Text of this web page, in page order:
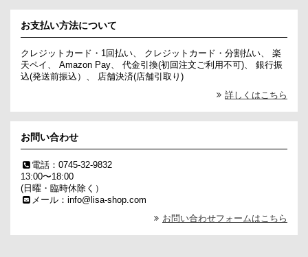
お支払い方法について
クレジットカード・1回払い、 クレジットカード・分割払い、 楽
天ペイ、 Amazon Pay、 代金引換(初回注文ご利用不可)、 銀行振
込(発送前振込）、 店舗決済(店舗引取り)
詳しくはこちら
お問い合わせ
電話：0745-32-9832
13:00〜18:00
(日曜・臨時休除く）
メール：info@lisa-shop.com
お問い合わせフォームはこちら